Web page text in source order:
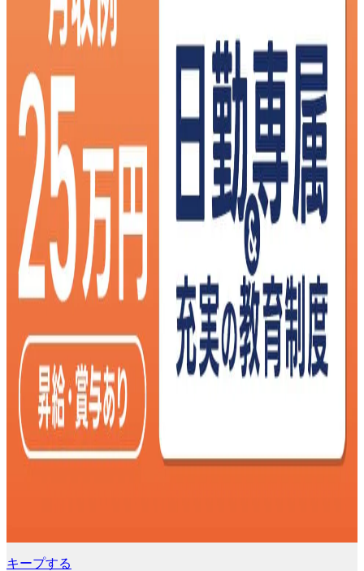
キープする